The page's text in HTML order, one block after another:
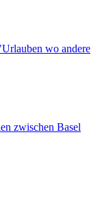
wo andere
zwischen Basel